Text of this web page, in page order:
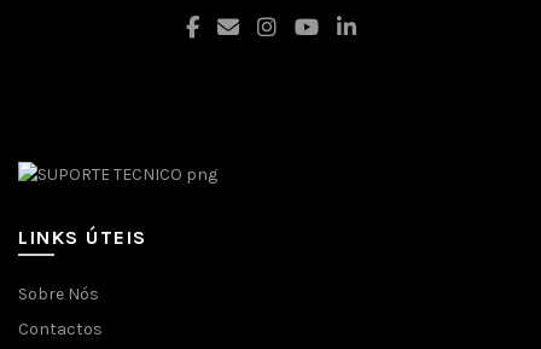
LINKS ÚTEIS
Sobre Nós
Contactos